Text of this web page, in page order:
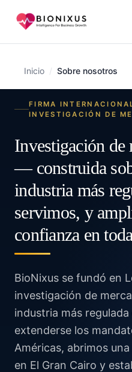
Inicio / Sobre nosotros
FIRMA
INVESTIGACIÓN DE
Investigación de
— construida
industria más
servimos, y
confianza en
BioNixus se fundó en
investigación de
industria más
extenderse los
Américas, abrimos
en El Gran Cairo y